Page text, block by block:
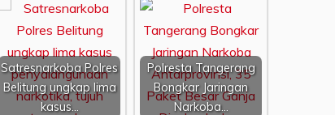
Satresnarkoba Polres
Belitung ungkap lima
kasus…
Polresta Tangerang
Bongkar Jaringan
Narkoba…